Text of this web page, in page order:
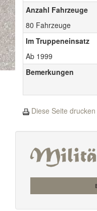
Anzahl Fahrzeuge
80 Fahrzeuge
Im Truppeneinsatz
Ab 1999
Bemerkungen
Diese Seite drucken